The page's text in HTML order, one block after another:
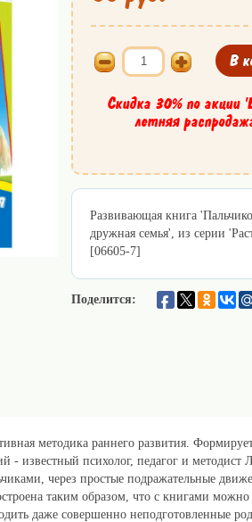
В
Скидка 30% по акции
летняя
Развивающая книга
дружная семья', из серии
[06605-7]
Поделится:
методика раннего развития.
- известный психолог, педагог и методист
через простые подражательные
таким образом, что с книгами можно
даже совершенно неподготовленные